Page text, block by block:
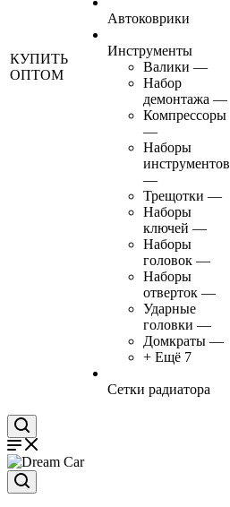
КУПИТЬ
ОПТОМ
Автоковрики
Инструменты
Валики —
Набор
демонтажа —
Компрессоры
—
Наборы
инструментов
—
Трещотки —
Наборы
ключей —
Наборы
головок —
Наборы
отверток —
Ударные
головки —
Домкраты —
+ Ещё 7
Сетки радиатора